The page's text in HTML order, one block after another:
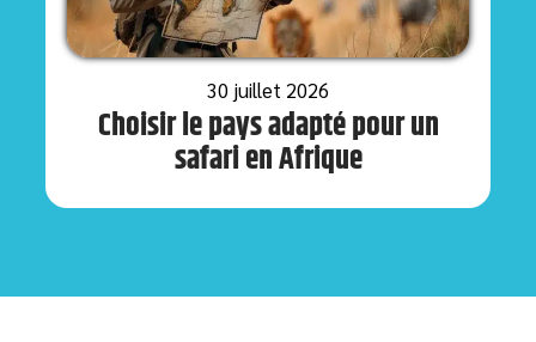
30 juillet 2026
Choisir le pays adapté pour un
safari en Afrique